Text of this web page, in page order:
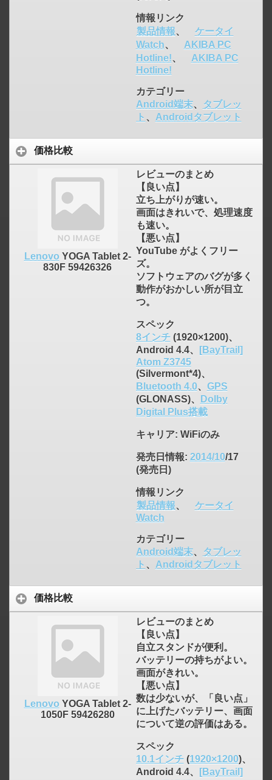
情報リンク
製品情報、
ケータイ
Watch、
AKIBA PC
Hotline!、
AKIBA PC
Hotline!
カテゴリー
Android端末、
タブレッ
ト 、 Androidタブレット
価格比較
Lenovo YOGA Tablet 2-
830F 59426326
レビューのまとめ
【良い点】
立ち上がりが速い。
画面はきれいで、処理速度
も速い。
【悪い点】
YouTube がよくフリー
ズ。
ソフトウェアのバグが多く
動作がおかしい所が目立
つ。
スペック
8インチ(1920×1200)、
Android 4.4、
[BayTrail]
Atom Z3745
(Silvermont*4)、
Bluetooth 4.0、 GPS
(GLONASS)、
Dolby
Digital Plus搭載
キャリア: WiFiのみ
発売日情報: 2014/10/17
(発売日)
情報リンク
製品情報、
ケータイ
Watch
カテゴリー
Android端末、
タブレッ
ト 、 Androidタブレット
価格比較
Lenovo YOGA Tablet 2-
1050F 59426280
レビューのまとめ
【良い点】
自立スタンドが便利。
バッテリーの持ちがよい。
画面がきれい。
【悪い点】
数は少ないが、「良い点」
に上げたバッテリー、画面
について逆の評価はある。
スペック
10.1インチ(1920×1200)、
Android 4.4、
[BayTrail]
click to expand contents